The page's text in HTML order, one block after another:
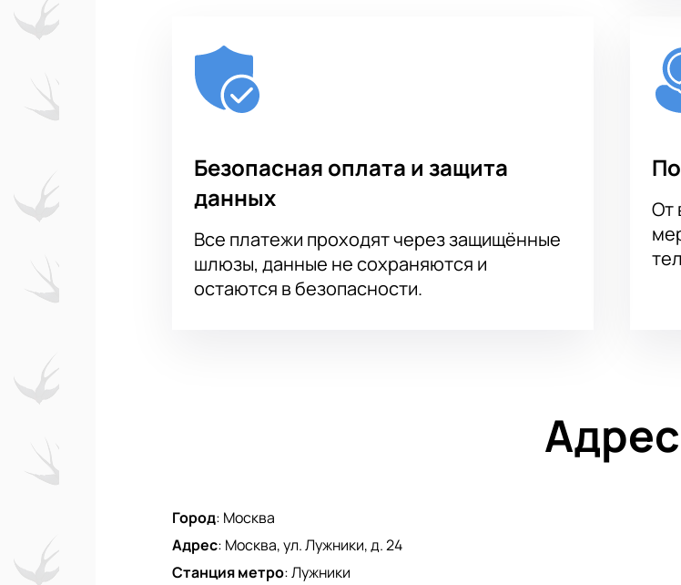
Безопасная оплата и защита
данных
Все платежи проходят через защищённые
шлюзы, данные не сохраняются и
остаются в безопасности.
От
Адрес
Город: Москва
Адрес: Москва, ул. Лужники, д. 24
Станция метро:Лужники